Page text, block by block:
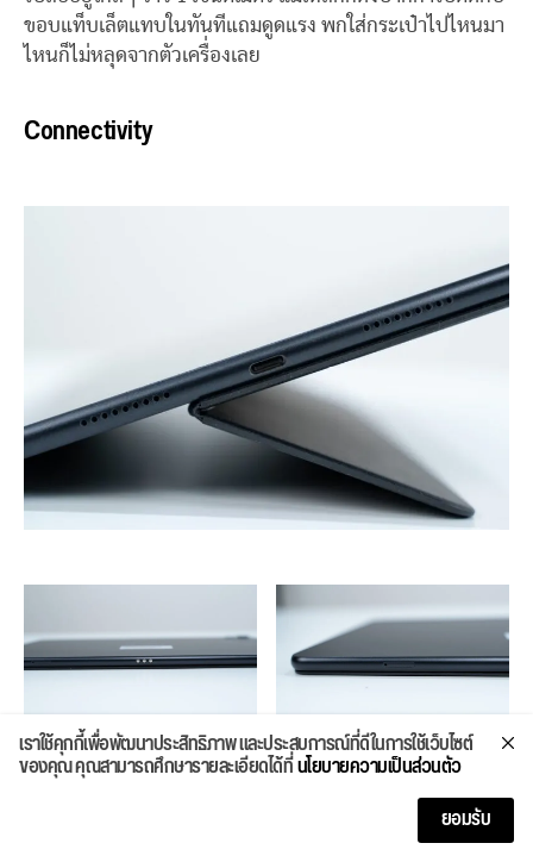
ขอบแท็บเล็ตแทบในทันทีแถมดูดแรง พกใส่กระเป๋าไปไหนมา
ไหนก็ไม่หลุดจากตัวเครื่องเลย
Connectivity
เราใช้คุกกี้เพื่อพัฒนาประสิทธิภาพ และประสบการณ์ที่ดีในการใช้เว็บไซต์
ของคุณ คุณสามารถศึกษารายละเอียดได้ที่นโยบายความเป็นส่วนตัว
ยอมรับ